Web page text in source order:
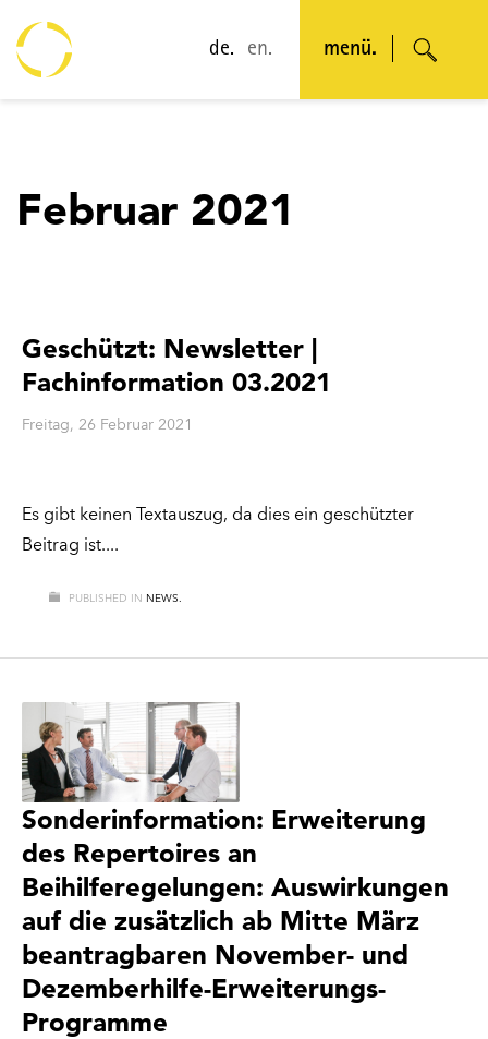
de. en. menü.
Februar 2021
Geschützt: Newsletter |
Fachinformation 03.2021
Freitag, 26 Februar 2021
Es gibt keinen Textauszug, da dies ein geschützter
Beitrag ist.
PUBLISHED IN NEWS.
Sonderinformation: Erweiterung
des Repertoires an
Beihilferegelungen: Auswirkungen
auf die zusätzlich ab Mitte März
beantragbaren November- und
Dezemberhilfe-Erweiterungs-
Programme